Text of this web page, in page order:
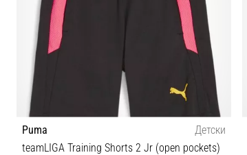
Puma
Детски
teamLIGA Training Shorts 2 Jr (open pockets)